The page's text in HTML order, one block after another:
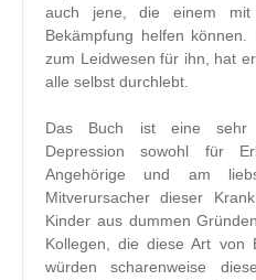
auch jene, die einem
Bekämpfung helfen
zum Leidwesen für ihn, hat
alle selbst durchlebt.
Das Buch ist eine sehr
Depression sowohl für
Angehörige und am
Mitverursacher dieser
Kinder aus dummen
Kollegen, die diese Art von
würden scharenweise